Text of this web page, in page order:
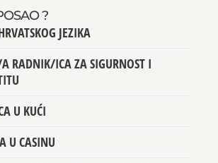
?
JEZIKA
RADNIK/ICA ZA SIGURNOST I
U KUĆI
U CASINU